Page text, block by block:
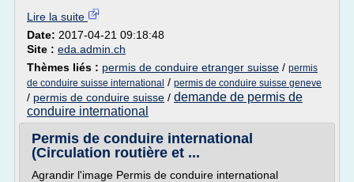
Lire la suite
Date: 2017-04-21 09:18:48
Site : eda.admin.ch
Thèmes liés : permis de conduire etranger suisse / permis
de conduire suisse international / permis de conduire suisse geneve
/ permis de conduire suisse / demande de permis de
conduire international
Permis de conduire international
(Circulation routière et ...
Agrandir l'image Permis de conduire international